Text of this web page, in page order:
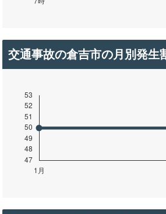
交通事故の倉吉市の月別発生